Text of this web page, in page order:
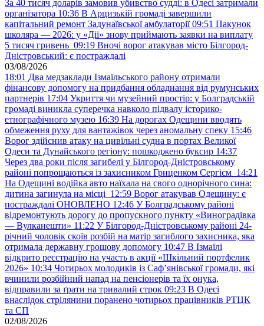
За 40 тисяч доларів замовив убивство судді: в Одесі затримали
організатора 10:36 В Арцизькій громаді завершили
капітальний ремонт Задунаївської амбулаторії 09:51 Пакунок
школяра — 2026: у «Дії» знову приймають заявки на виплату
5 тисяч гривень 09:19 Вночі ворог атакував місто Білгород-
Дністровський: є постраждалі
03/08/2026
18:01 Два медзаклади Ізмаїльського району отримали
фінансову допомогу на придбання обладнання від румунських
партнерів 17:04 Укриття чи музейний простір: у Болградській
громаді виникла суперечка навколо підвалу історико-
етнографічного музею 16:39 На дорогах Одещини вводять
обмеження руху для вантажівок через аномальну спеку 15:46
Ворог здійснив атаку на цивільні судна в портах Великої
Одеси та Дунайського регіону: пошкоджено буксир 14:37
Через два роки після загибелі у Білгород-Дністровському
районі попрощаються із захисником Гриценком Сергієм 14:21
На Одещині водійка авто наїхала на свого однорічного сина:
дитина загинула на місці 12:59 Ворог атакував Одещину: є
постраждалі ОНОВЛЕНО 12:46 У Болградському районі
відремонтують дорогу до пропускного пункту «Виноградівка
— Вулканешти» 11:22 У Білгород-Дністровському районі 24-
річний чоловік скоїв розбій на матір загиблого захисника, яка
отримала державну грошову допомогу 10:47 В Ізмаїлі
відкрито реєстрацію на участь в акції «Шкільний портфелик
2026» 10:34 Чотирьох молодиків із Саф’янівської громади, які
вчинили розбійний напад на пенсіонерів та їх онука,
відправили за ґрати на тривалий строк 09:23 В Одесі
внаслідок стрілянини поранено чотирьох працівників РТЦК
та СП
02/08/2026